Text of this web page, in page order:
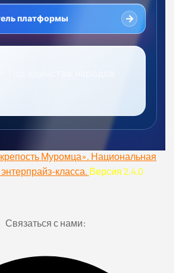
платформы →
Муромца». Национальная
класса. Версия 2.4.0
Связаться с нами: